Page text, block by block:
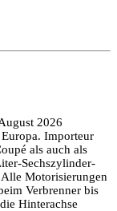
2026
Importeur
als auch als
Sechszylinder-
Motorisierungen
Verbrenner bis
Hinterachse